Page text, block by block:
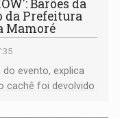
Barões da
da Prefeitura
Mamoré
evento, explica
cachê foi devolvido